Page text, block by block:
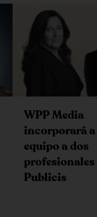
WPP Media
incorporará a
equipo a dos
profesionales
Publicis